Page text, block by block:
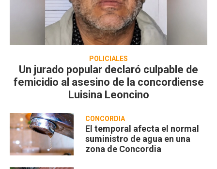
POLICIALES
Un jurado popular declaró culpable de
femicidio al asesino de la concordiense
Luisina Leoncino
CONCORDIA
El temporal afecta el normal
suministro de agua en una
zona de Concordia